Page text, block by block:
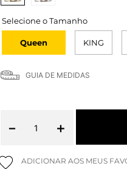
Queen KING
GUIA DE MEDIDAS
＋
－